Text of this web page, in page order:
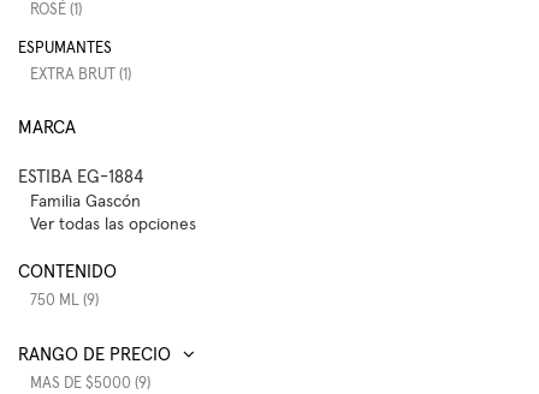
ROSÉ (1)
ESPUMANTES
EXTRA BRUT (1)
MARCA
ESTIBA EG-1884
Familia Gascón
Ver todas las opciones
CONTENIDO
750 ML (9)
RANGO DE PRECIO
MAS DE $5000 (9)